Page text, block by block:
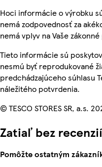
Hoci informácie o výrobku
nemá zodpovednosť za
nemá vplyv na Vaše
Tieto informácie sú
nesmú byť reprodukované
predchádzajúceho súhlasu
náležitého potvrdenia.
© TESCO STORES SR, a.s.
Zatiaľ bez recenzií
Pomôžte ostatným